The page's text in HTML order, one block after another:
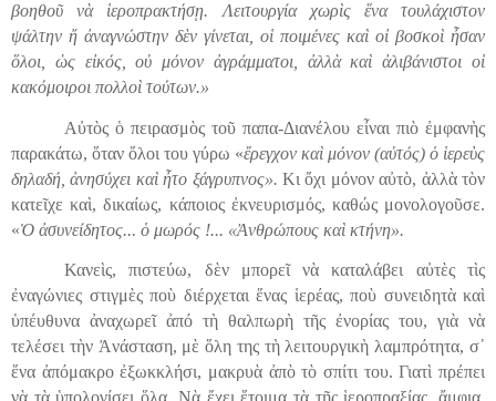
βοηθοῦ νὰ ἱεροπρακτήσῃ. Λειτουργία χωρὶς ἕνα τουλάχιστον
ψάλτην ἤ ἀναγνώστην δὲν γίνεται, οἱ ποιμένες καὶ οἰ βοσκοὶ ἦσαν
ὅλοι, ὡς εἰκός, οὐ μόνον ἀγράμματοι, ἀλλὰ καὶ ἀλιβάνιστοι οἱ
κακόμοιροι πολλοὶ τούτων.»
Αὐτὸς ὁ πειρασμὸς τοῦ παπα-Διανέλου εἶναι πιὸ ἐμφανὴς
παρακάτω, ὅταν ὅλοι του γύρω «ἔρεγχον καὶ μόνον (αὐτός) ὁ ἱερεὺς
δηλαδή, ἀνησύχει καὶ ἦτο ξάγρυπνος». Κι ὄχι μόνον αὐτὸ, ἀλλὰ τὸν
κατεῖχε καὶ, δικαίως, κάποιος ἐκνευρισμός, καθώς μονολογοῦσε.
«Ὁ ἀσυνείδητος... ὁ μωρός !... «Ἀνθρώπους καὶ κτήνη».
Κανεὶς, πιστεύω, δὲν μπορεῖ νὰ καταλάβει αὐτὲς τὶς
ἐναγώνιες στιγμὲς ποὺ διέρχεται ἕνας ἱερέας, ποὺ συνειδητὰ καὶ
ὑπέυθυνα ἀναχωρεῖ ἀπό τὴ θαλπωρὴ τῆς ἐνορίας του, γιὰ νὰ
τελέσει τὴν Ἀνάσταση, μὲ ὅλη της τὴ λειτουργικὴ λαμπρότητα, σ᾿
ἕνα ἀπόμακρο ἐξωκκλήσι, μακρυὰ ἀπὸ τὸ σπίτι του. Γιατὶ πρέπει
νὰ τὰ ὑπολογίσει ὅλα. Νὰ ἔχει ἕτοιμα τὰ τῆς ἱεροπραξίας, ἄμφια,